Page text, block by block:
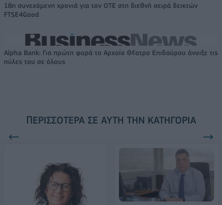
18η συνεχόμενη χρονιά για τον ΟΤΕ στη διεθνή σειρά δεικτών
FTSE4Good
Alpha Bank: Για πρώτη φορά το Αρχαίο Θέατρο Επιδαύρου άνοιξε τις
πύλες του σε όλους
ΠΕΡΙΣΣΌΤΕΡΑ ΣΕ ΑΥΤΉ ΤΗΝ ΚΑΤΗΓΟΡΊΑ